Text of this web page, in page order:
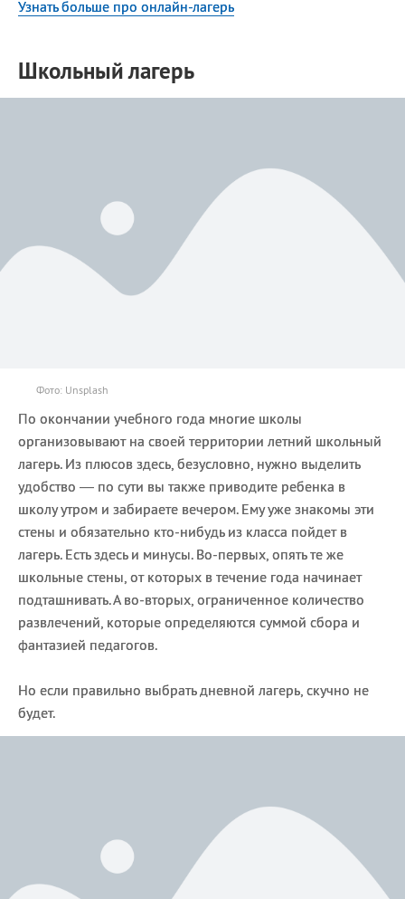
Узнать больше про онлайн-лагерь
Школьный лагерь
Фото: Unsplash
По окончании учебного года многие школы
организовывают на своей территории летний школьный
лагерь. Из плюсов здесь, безусловно, нужно выделить
удобство — по сути вы также приводите ребенка в
школу утром и забираете вечером. Ему уже знакомы эти
стены и обязательно кто-нибудь из класса пойдет в
лагерь. Есть здесь и минусы. Во-первых, опять те же
школьные стены, от которых в течение года начинает
подташнивать. А во-вторых, ограниченное количество
развлечений, которые определяются суммой сбора и
фантазией педагогов.
Но если правильно выбрать дневной лагерь, скучно не
будет.